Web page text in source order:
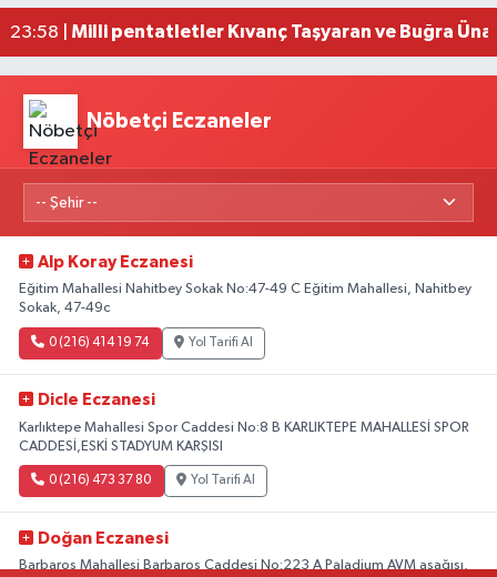
23:58 | Milli pentatletler Kıvanç Taşyaran ve Buğra
Nöbetçi Eczaneler
Alp Koray Eczanesi
Eğitim Mahallesi Nahitbey Sokak No:47-49 C Eğitim Mahallesi, Nahitbey
Sokak, 47-49c
0 (216) 414 19 74 Yol Tarifi Al
Dicle Eczanesi
Karlıktepe Mahallesi Spor Caddesi No:8 B KARLIKTEPE MAHALLESİ SPOR
CADDESİ,ESKİ STADYUM KARŞISI
0 (216) 473 37 80 Yol Tarifi Al
Doğan Eczanesi
Barbaros Mahallesi Barbaros Caddesi No:223 A Paladium AVM aşağısı,